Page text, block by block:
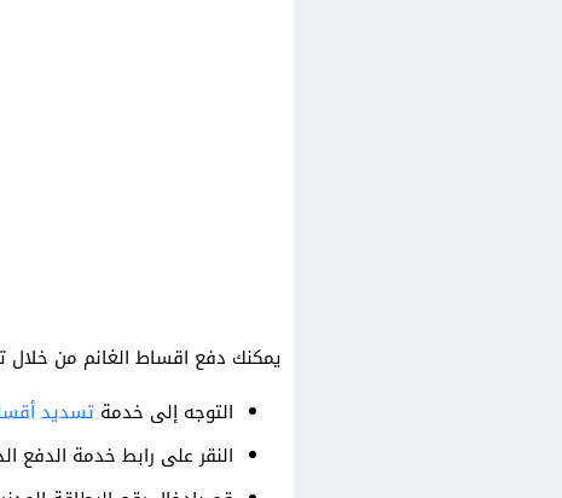
يمكنك دفع اقساط الغانم من
التوجه إلى خدمة تسديد
النقر على رابط خدمة